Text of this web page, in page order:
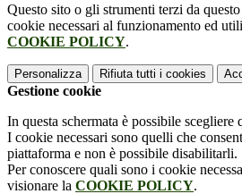
Questo sito o gli strumenti terzi da
cookie necessari al funzionamento ed
COOKIE POLICY.
Personalizza Rifiuta tutti i cookies
Gestione cookie
In questa schermata è possibile scegliere
I cookie necessari sono quelli che
piattaforma e non è possibile disabilitarli.
Per conoscere quali sono i cookie
visionare la COOKIE POLICY.